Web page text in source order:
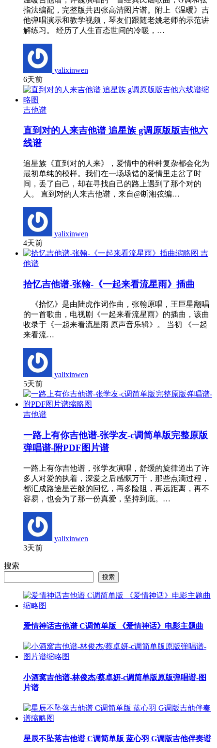
指法编配，完整版共四张高清图片谱。附上《温暖》吉
他弹唱演示和教学视频，琴友们跟随老姚老师的示范讲
解练习。 经历了人生百态世间的冷暖，…
yalixinwen
6天前
吉他谱
直到对的人来吉他谱 追星族 g调原版版吉他六
线谱
追星族《直到对的人来》，爱情中的种种复杂都会化为
最初单纯的模样。我们在一场场错的爱情里走岔了时
间，丢了自己，却在寻找自己的路上遇到了那个对的
人。 直到对的人来吉他谱，来自@断湘弦编…
yalixinwen
4天前
吉
他谱
拾忆吉他谱-张翰-《一起来看流星雨》插曲
《拾忆》是由陆虎作词作曲，张翰原唱，王巨星翻唱
的一首歌曲，电视剧《一起来看流星雨》的插曲，该曲
收录于《一起来看流星雨 原声音乐辑》。 当初 《一起
来看流…
yalixinwen
5天前
吉他谱
一路上有你吉他谱-张学友-c调简单版完整原版
弹唱谱-附PDF图片谱
一路上有你吉他谱，张学友演唱，舒缓的旋律道出了许
多人对爱的执着，深爱之后感慨万千，那些点滴过程，
都汇成路途星芒般的回忆，再多险阻，再远距离，再不
容易，也会为了那一份真爱，坚持到底。…
yalixinwen
3天前
搜索
搜索
爱情神话吉他谱 C调简单版 《爱情神话》电影主题曲
小酒窝吉他谱-林俊杰/蔡卓妍-c调简单版原版弹唱谱-图
片谱
星辰不坠落吉他谱 C调简单版 蓝心羽 G调版吉他伴奏谱